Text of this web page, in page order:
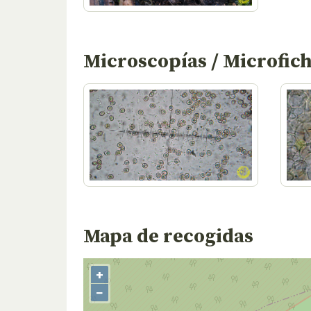
Microscopías /
Mapa de recogidas
+
−